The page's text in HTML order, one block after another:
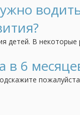
на ножки
ползает растет
детей. В
начинать, каким
занятий,
в 6
с малышом в 6
выбрать для